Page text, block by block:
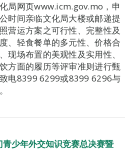
局网页www.icm.gov.mo，申
时间亲临文化局大楼或邮递提
营运方案之可行性、完整性及
、轻食餐单的多元性、价格合
现场布置的美观性及实用性、
方面的履历等评审准则进行甄
电8399 6299或8399 6296与
少年外交知识竞赛总决赛暨